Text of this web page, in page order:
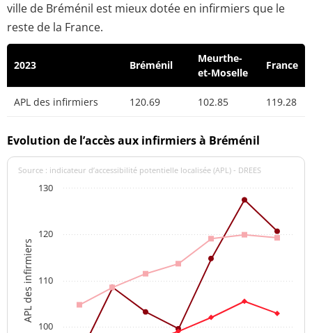
ville de Bréménil est mieux dotée en infirmiers que le
reste de la France.
2023 Bréménil
Meurthe-
et-Moselle
France
APL des infirmiers 120.69 102.85 119.28
Evolution de l’accès aux infirmiers à Bréménil
APL des infirmiers
Source : indicateur d’accessibilité potentielle localisée (APL) - DREES
100
110
120
130